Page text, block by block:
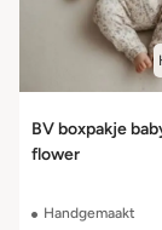
BV boxpakje
flower
Handgemaakt